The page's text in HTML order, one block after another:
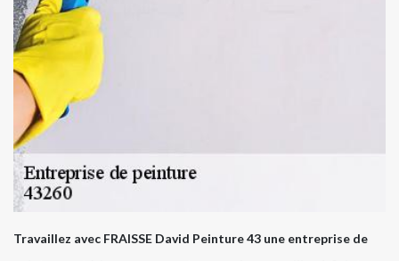
Travaillez avec FRAISSE David Peinture 43 une entreprise de